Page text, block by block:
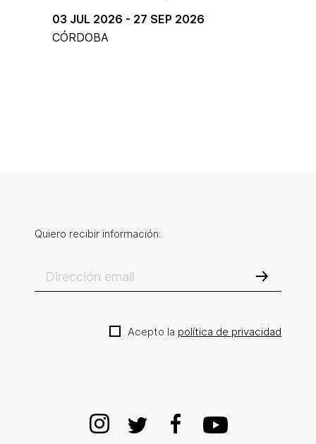
03 JUL 2026 - 27 SEP 2026
CÓRDOBA
Quiero recibir información:
Acepto la política de privacidad